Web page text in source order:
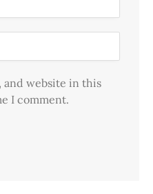
and website in this
I comment.